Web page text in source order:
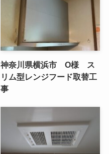
神奈川県横浜市 O様 ス
リム型レンジフード取替工
事